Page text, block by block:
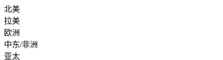
北美
拉美
欧洲
中东/非洲
亚太